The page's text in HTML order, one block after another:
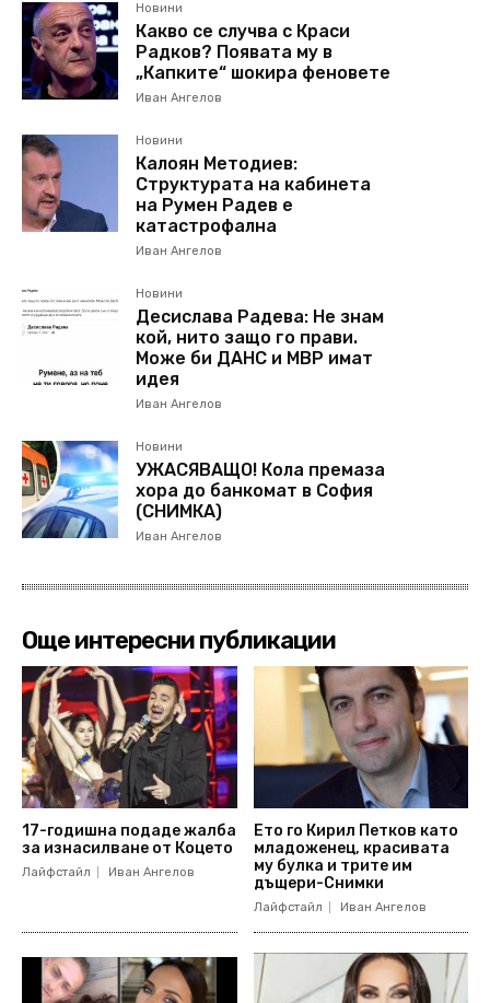
Новини
Какво се случва с Краси
Радков? Появата му в
„Капките“ шокира феновете
Иван Ангелов
Новини
Калоян Методиев:
Структурата на кабинета
на Румен Радев е
катастрофална
Иван Ангелов
Новини
Десислава Радева: Не знам
кой, нито защо го прави.
Може би ДАНС и МВР имат
идея
Иван Ангелов
Новини
УЖАСЯВАЩО! Кола премаза
хора до банкомат в София
(СНИМКА)
Иван Ангелов
Още интересни публикации
17-годишна подаде жалба
за изнасилване от Коцето
Лайфстайл Иван Ангелов
Ето го Кирил Петков като
младоженец, красивата
му булка и трите им
дъщери-Снимки
Лайфстайл Иван Ангелов